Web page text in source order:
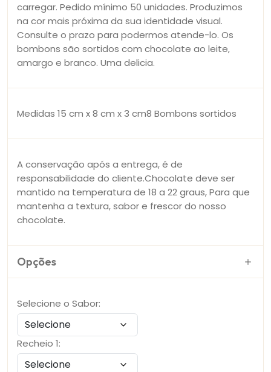
carregar. Pedido mínimo 50 unidades. Produzimos
na cor mais próxima da sua identidade visual.
Consulte o prazo para podermos atende-lo. Os
bombons são sortidos com chocolate ao leite,
amargo e branco. Uma delicia.
Medidas 15 cm x 8 cm x 3 cm8 Bombons sortidos
A conservação após a entrega, é de
responsabilidade do cliente.Chocolate deve ser
mantido na temperatura de 18 a 22 graus, Para que
mantenha a textura, sabor e frescor do nosso
chocolate.
Opções
Selecione o Sabor:
Recheio 1: